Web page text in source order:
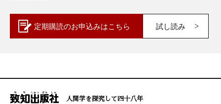
定期購読のお申込みはこちら 試し読み
人間学を探究して四十八年